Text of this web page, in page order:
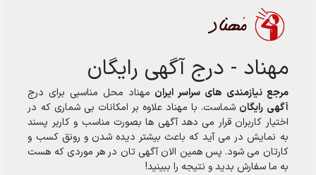
مهناد - درج آگهی رایگان
مرجع نیازمندی های سراسر ایران مهناد محل مناسبی برای درج
آگهی رایگان شماست. با مهناد علاوه بر امکانات بی شماری که در
اختیار کاربران قرار می دهد آگهی ها بصورت مناسب و کاربر پسند
به نمایش در می آید که باعث بیشتر دیده شدن و رونق کسب و
کارتان می شود. پس همین الان آگهی تان در هر موردی که هست
به ما سفارش بدید و نتیجه را ببینید!